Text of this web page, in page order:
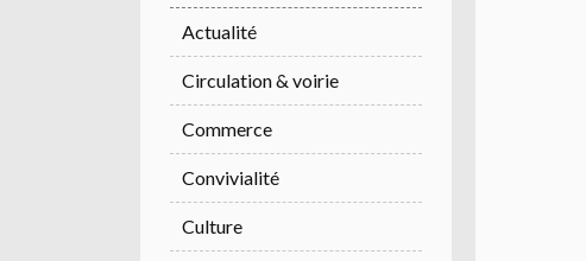
Actualité
Circulation & voirie
Commerce
Convivialité
Culture